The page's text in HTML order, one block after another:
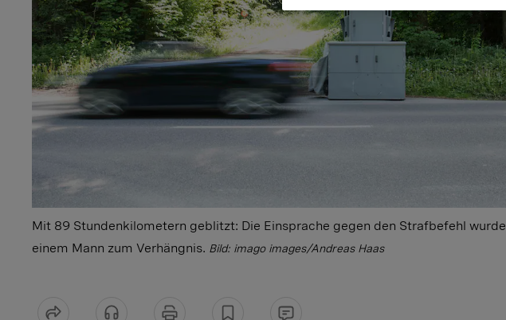
Mit 89 Stundenkilometern geblitzt: Die Einsprache gegen den Strafbefehl wurde
einem Mann zum Verhängnis. Bild: imago images/Andreas Haas